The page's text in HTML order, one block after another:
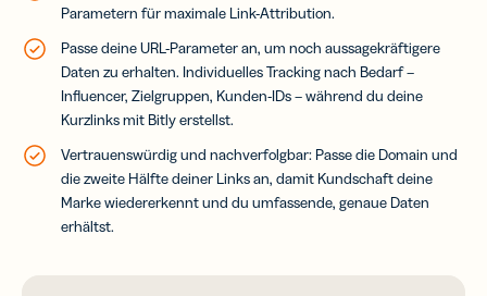
Parametern für maximale Link-Attribution.
Passe deine URL-Parameter an, um noch aussagekräftigere
Daten zu erhalten. Individuelles Tracking nach Bedarf –
Influencer, Zielgruppen, Kunden-IDs – während du deine
Kurzlinks mit Bitly erstellst.
Vertrauenswürdig und nachverfolgbar: Passe die Domain und
die zweite Hälfte deiner Links an, damit Kundschaft deine
Marke wiedererkennt und du umfassende, genaue Daten
erhältst.